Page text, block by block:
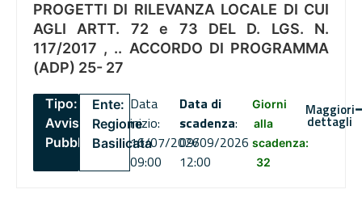
PROGETTI DI RILEVANZA LOCALE DI CUI
AGLI ARTT. 72 e 73 DEL D. LGS. N.
117/2017 , .. ACCORDO DI PROGRAMMA
(ADP) 25- 27
Tipo:
Avviso
Pubblico
Ente:
Regione
Basilicata
Data
inizio:
16/07/2026
09:00
Data di
scadenza:
09/09/2026
12:00
Giorni
alla
scadenza:
32
Maggiori
dettagli